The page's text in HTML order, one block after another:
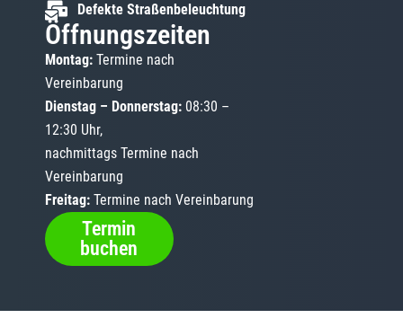
Defekte Straßenbeleuchtung
Öffnungszeiten
Montag: Termine nach
Vereinbarung
Dienstag – Donnerstag: 08:30 –
12:30 Uhr,
nachmittags Termine nach
Vereinbarung
Freitag: Termine nach Vereinbarung
Termin
buchen